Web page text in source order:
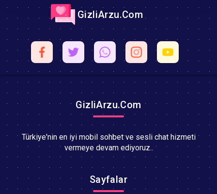
GizliArzu.Com
GizliArzu.Com
Türkiye'nin en iyi mobil sohbet ve sesli chat hizmeti
vermeye devam ediyoruz..
Sayfalar